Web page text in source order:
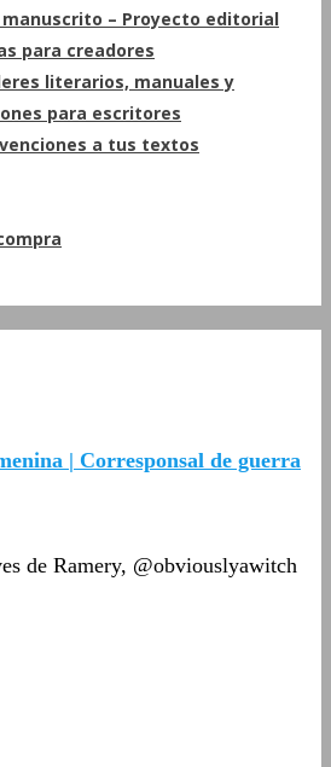
manuscrito – Proyecto editorial
para creadores
literarios, manuales y
para escritores
a tus textos
| Corresponsal de guerra
de Ramery, @obviouslyawitch